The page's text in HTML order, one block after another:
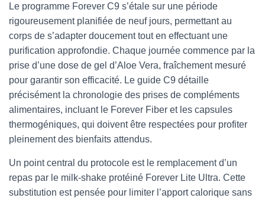
Le programme Forever C9 s’étale sur une période
rigoureusement planifiée de neuf jours, permettant au
corps de s’adapter doucement tout en effectuant une
purification approfondie. Chaque journée commence par la
prise d’une dose de gel d’Aloe Vera, fraîchement mesuré
pour garantir son efficacité. Le guide C9 détaille
précisément la chronologie des prises de compléments
alimentaires, incluant le Forever Fiber et les capsules
thermogéniques, qui doivent être respectées pour profiter
pleinement des bienfaits attendus.
Un point central du protocole est le remplacement d’un
repas par le milk-shake protéiné Forever Lite Ultra. Cette
substitution est pensée pour limiter l’apport calorique sans